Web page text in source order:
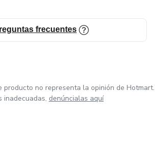
frecuentes
producto no representa la opinión de Hotmart.
inadecuadas, denúncialas aquí